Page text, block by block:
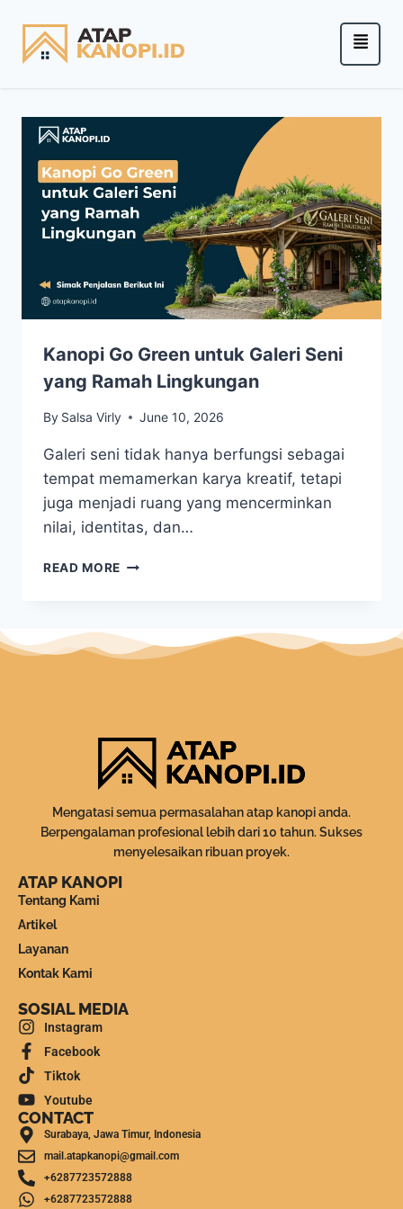
Kanopi Go Green untuk Galeri Seni
yang Ramah Lingkungan
By Salsa Virly June 10, 2026
Galeri seni tidak hanya berfungsi sebagai
tempat memamerkan karya kreatif, tetapi
juga menjadi ruang yang mencerminkan
nilai, identitas, dan…
READ MORE
Mengatasi semua permasalahan atap kanopi anda.
Berpengalaman profesional lebih dari 10 tahun. Sukses
menyelesaikan ribuan proyek.
ATAP KANOPI
Tentang Kami
Artikel
Layanan
Kontak Kami
SOSIAL MEDIA
Instagram
Facebook
Tiktok
Youtube
CONTACT
Surabaya, Jawa Timur, Indonesia
mail.atapkanopi@gmail.com
+6287723572888
+6287723572888